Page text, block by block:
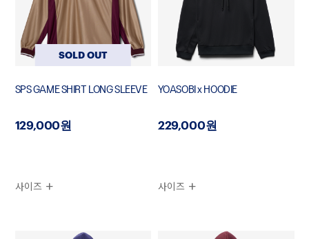
SOLD OUT
SPS GAME SHIRT LONG SLEEVE
129,000원
사이즈
YOASOBI x HOODIE
229,000원
사이즈